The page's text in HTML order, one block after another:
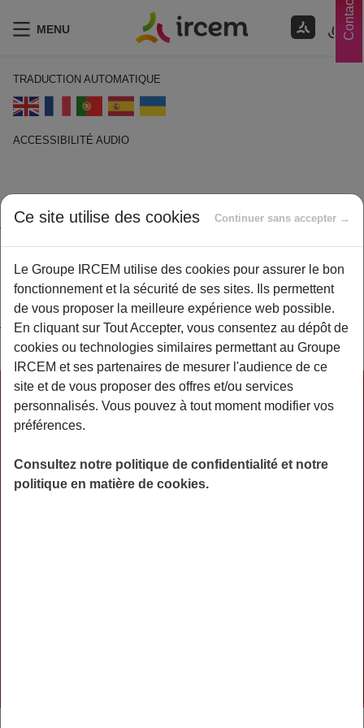
Contacts
MENU
TRADUCTION AUTOMATIQUE
ACCESSIBILITÉ AUDIO
Ayant droit
1 février 2021
Byircem
Personne bénéficiant d’un droit en raison de sa situation
juridique, fiscale, financière, ou d’un lien familial avec le
bénéficiaire direct de ce droit.
PRATIQUE
ACTUALITÉS
ASSURANCES
PRÉVOYANCE
Ce site utilise des cookies Continuer sans accepter →
Le Groupe IRCEM utilise des cookies pour assurer le bon
fonctionnement et la sécurité de ses sites. Ils permettent
de vous proposer la meilleure expérience web possible.
En cliquant sur Tout Accepter, vous consentez au dépôt de
cookies ou technologies similaires permettant au Groupe
IRCEM et ses partenaires de mesurer l'audience de ce
site et de vous proposer des offres et/ou services
personnalisés. Vous pouvez à tout moment modifier vos
préférences.
Consultez notre politique de confidentialité et notre
politique en matière de cookies.